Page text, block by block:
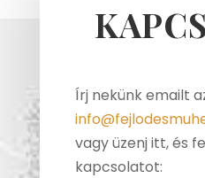
Írj nekünk emailt
vagy üzenj itt, és
kapcsolatot: